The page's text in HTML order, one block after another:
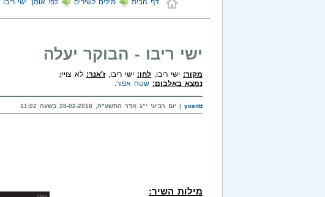
דף הבית מילים לשירים לפי אומן: ישי ריבו
ישי ריבו - הבוקר יעלה
מקור: ישי ריבו, לחן: ישי ריבו,ז'אנר: לא צויין.
נמצא באלבום: שטח אפור
yosittt | יום רביעי י"ג אדר התשע"ח, 28-02-2018 בשעה 11:02
מילות השיר: